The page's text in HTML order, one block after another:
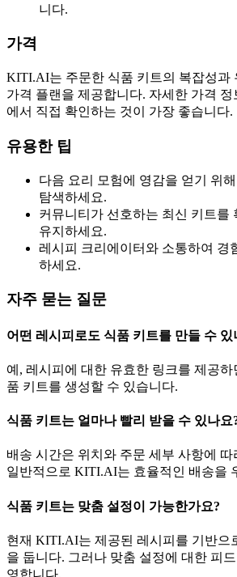
니다.
가격
KITI.AI는 주문한 식품 키트의 복잡성과
가격 플랜을 제공합니다. 자세한 가격
에서 직접 확인하는 것이 가장 좋습니다.
유용한 팁
다음 요리 모험에 영감을 얻기 위
탐색하세요.
커뮤니티가 선호하는 최신 키트를
유지하세요.
레시피 크리에이터와 소통하여 경
하세요.
자주 묻는 질문
어떤 레시피로도 식품 키트를 만들 수 있
예, 레시피에 대한 유효한 링크를 제공
품 키트를 생성할 수 있습니다.
식품 키트는 얼마나 빨리 받을 수 있나요
배송 시간은 위치와 주문 세부 사항에
일반적으로 KITI.AI는 효율적인 배송을
식품 키트는 맞춤 설정이 가능한가요?
현재 KITI.AI는 제공된 레시피를 기반으
을 둡니다. 그러나 맞춤 설정에 대한 피
영합니다.